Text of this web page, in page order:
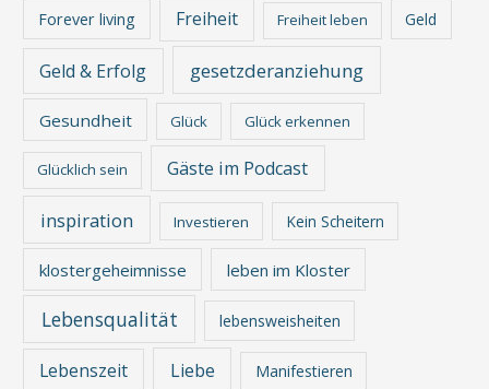
Forever living Freiheit Freiheit leben Geld
Geld & Erfolg gesetzderanziehung
Gesundheit Glück Glück erkennen
Glücklich sein Gäste im Podcast
inspiration Investieren Kein Scheitern
klostergeheimnisse leben im Kloster
Lebensqualität lebensweisheiten
Lebenszeit Liebe Manifestieren